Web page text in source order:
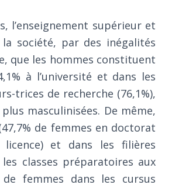
l’enseignement supérieur et
société, par des inégalités
que les hommes constituent
à l’université et dans les
trices de recherche (76,1%),
masculinisées. De même,
de femmes en doctorat
et dans les filières
classes préparatoires aux
femmes dans les cursus